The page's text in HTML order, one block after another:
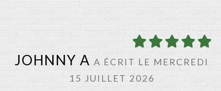
JOHNNY A A ÉCRIT LE MERCREDI
15 JUILLET 2026